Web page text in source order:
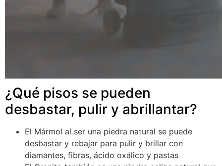
¿Qué pisos se pueden
desbastar, pulir y abrillantar?
El Mármol al ser una piedra natural se puede
desbastar y rebajar para pulir y brillar con
diamantes, fibras, ácido oxálico y pastas